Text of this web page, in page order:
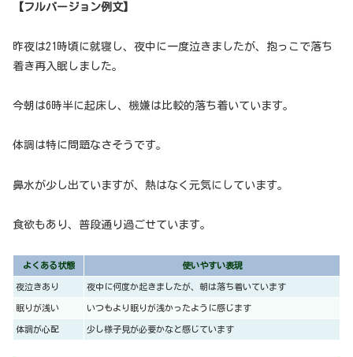
【フルバージョン例文】
昨夜は21時頃に就寝し、夜中に一度泣きましたが、抱っこで落ち
着き再入眠しました。
今朝は6時半に起床し、機嫌は比較的落ち着いています。
体調は特に問題なさそうです。
鼻水が少し出ていますが、熱はなく元気にしています。
食欲もあり、普段通り過ごせています。
よくある状態 使いやすい表現
夜泣きあり 夜中に何度か起きましたが、朝は落ち着いています
眠りが浅い いつもより眠りが浅かったように感じます
体調が心配 少し様子見が必要かなと感じています